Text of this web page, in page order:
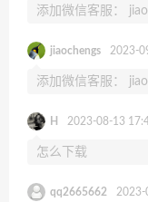
添加微信客服：
jiaochengs 2023-
添加微信客服：
H 2023-08-13
怎么下载
qq2665662 2023-